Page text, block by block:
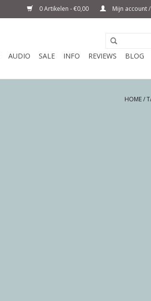
0 Artikelen - €0,00 Mijn account
AUDIO SALE INFO REVIEWS BLOG
HOME/